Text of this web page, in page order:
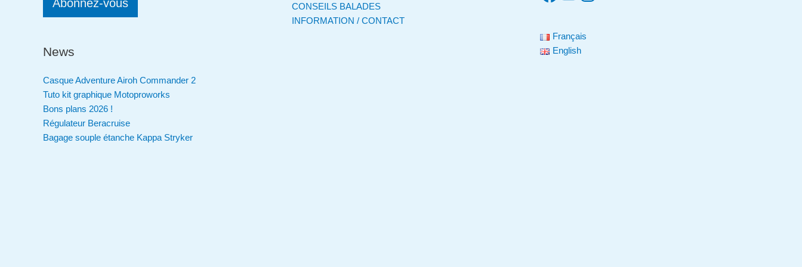
Abonnez-vous
News
Casque Adventure Airoh Commander 2
Tuto kit graphique Motoproworks
Bons plans 2026 !
Régulateur Beracruise
Bagage souple étanche Kappa Stryker
CONSEILS BALADES
INFORMATION / CONTACT
Français
English